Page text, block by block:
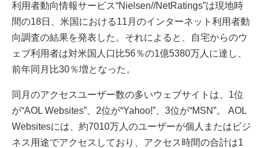
利用者動向情報サービス“Nielsen//NetRatings”は現地時
間の18日、米国における11月のインターネット利用者動
向調査の結果を発表した。それによると、自宅からのウ
ェブ利用者は対米国人口比56％の1億5380万人に達し、
前年同月比30％増となった。
同月のアクセスユーザー数の多いウェブサイトは、1位
が“AOL Websites”、2位が“Yahoo!”、3位が“MSN”。 AOL
Websitesには、約7010万人のユーザーが個人またはビジ
ネス用途でアクセスしており、アクセス時間の合計は1